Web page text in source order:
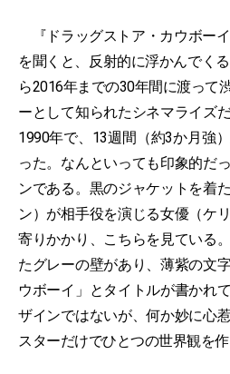
『ドラッグストア・カウボー
を聞くと、反射的に浮かんでく
ら2016年までの30年間に渡って
ーとして知られたシネマライズ
1990年で、13週間（約3か月強
った。なんといっても印象的だ
ンである。黒のジャケットを着
ン）が相手役を演じる女優（ケ
寄りかかり、こちらを見ている
たグレーの壁があり、薄紫の文
ウボーイ」とタイトルが書かれ
ザインではないが、何か妙に心
スターだけでひとつの世界観を作